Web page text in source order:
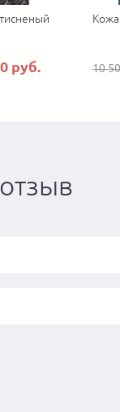
руб. 10